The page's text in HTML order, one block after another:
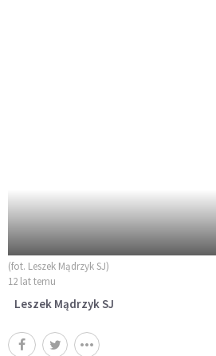
(fot. Leszek Mądrzyk SJ)
12 lat temu
Leszek Mądrzyk SJ